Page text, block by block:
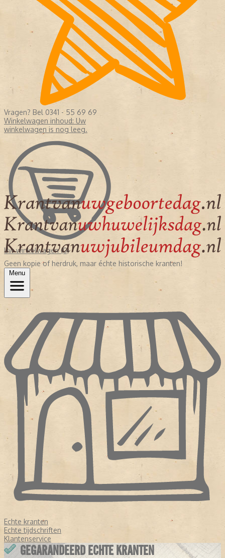
Vragen? Bel 0341 - 55 69 69
Winkelwagen inhoud: Uw
winkelwagen is nog leeg.
Uw winkelwagen (0)
Geen kopie of herdruk, maar échte historische kranten!
Menu
Echte kranten
Echte tijdschriften
Klantenservice
GEGARANDEERD ECHTE KRANTEN